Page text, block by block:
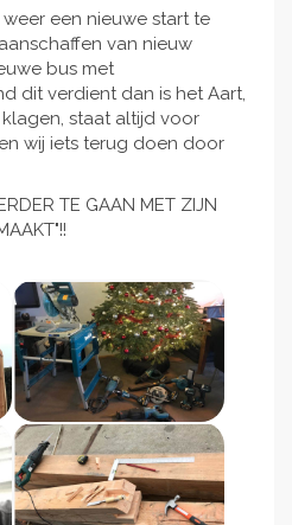
een nieuwe start te
van nieuw
bus met
dit verdient dan is het Aart,
staat altijd voor
wij iets terug doen door
TE GAAN MET ZIJN